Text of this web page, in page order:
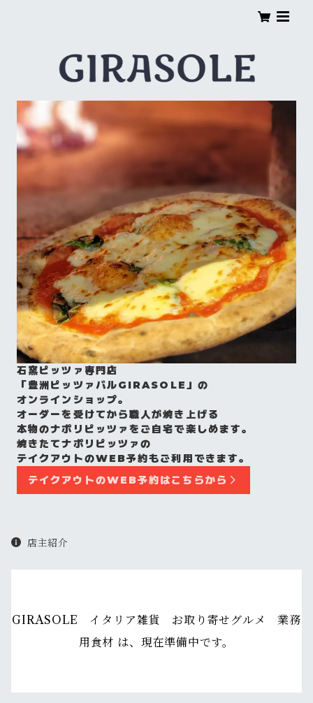
石窯ピッツァ専門店
「豊洲ピッツァバルGIRASOLE」の
オンラインショップ。
オーダーを受けてから職人が焼き上げる
本物のナポリピッツァをご自宅で楽しめます。
焼きたてナポリピッツァの
テイクアウトのWEB予約もご利用できます。
テイクアウトのWEB予約はこちらから
店主紹介
GIRASOLE イタリア雑貨 お取り寄せグルメ 業務
用食材 は、現在準備中です。